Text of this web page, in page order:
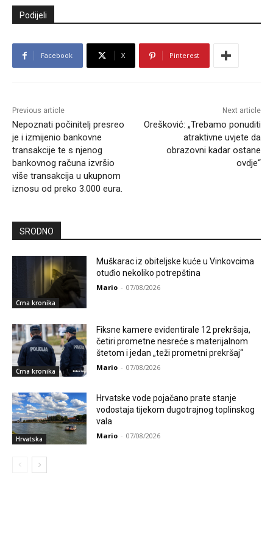
Podijeli
Facebook X Pinterest
Previous article
Nepoznati počinitelj presreo
je i izmijenio bankovne
transakcije te s njenog
bankovnog računa izvršio
više transakcija u ukupnom
iznosu od preko 3.000 eura.
Next article
Orešković: „Trebamo ponuditi
atraktivne uvjete da
obrazovni kadar ostane
ovdje“
SRODNO
Crna kronika
Muškarac iz obiteljske kuće u Vinkovcima
otuđio nekoliko potrepština
Mario - 07/08/2026
Crna kronika
Fiksne kamere evidentirale 12 prekršaja,
četiri prometne nesreće s materijalnom
štetom i jedan „teži prometni prekršaj“
Mario - 07/08/2026
Hrvatska
Hrvatske vode pojačano prate stanje
vodostaja tijekom dugotrajnog toplinskog
vala
Mario - 07/08/2026